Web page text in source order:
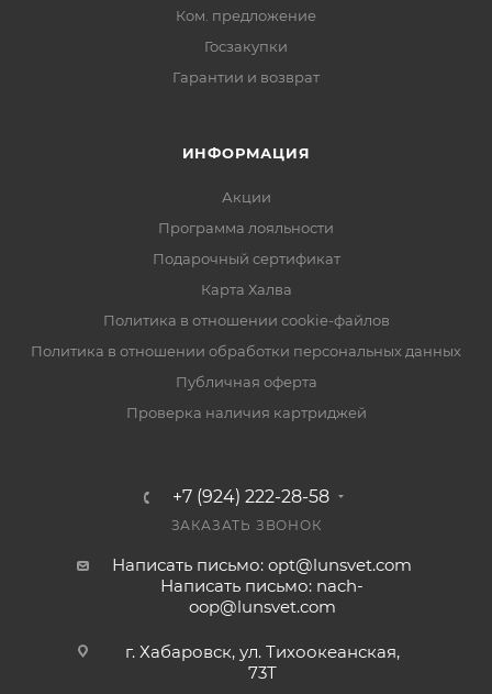
Ком. предложение
Госзакупки
Гарантии и возврат
ИНФОРМАЦИЯ
Акции
Программа лояльности
Подарочный сертификат
Карта Халва
Политика в отношении cookie-файлов
Политика в отношении обработки персональных данных
Публичная оферта
Проверка наличия картриджей
+7 (924) 222-28-58
ЗАКАЗАТЬ ЗВОНОК
Написать письмо: opt@lunsvet.com
Написать письмо: nach-
oop@lunsvet.com
г. Хабаровск, ул. Тихоокеанская,
73Т